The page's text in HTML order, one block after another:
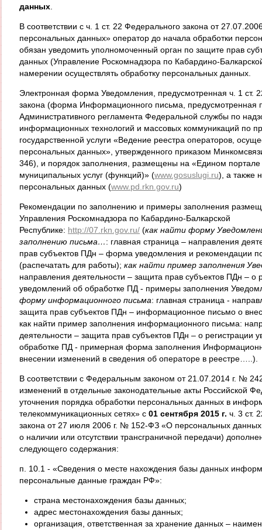
данных
В соответствии с ч. 1 ст. 22 Федерального закона от
персональных данных» оператор до начала обработки
обязан уведомить уполномоченный орган по защите прав
данных (Управление Роскомнадзора по Кабардино-
намерении осуществлять обработку персональных данных.
Электронная форма Уведомления, предусмотренная ч. 1 ст.
закона (форма Информационного письма, предусмотренная
Административного регламента Федеральной службы по
информационных технологий и массовых коммуникаций по
государственной услуги «Ведение реестра операторов,
персональных данных», утвержденного приказом
346), и порядок заполнения, размещены на «Едином портале
муниципальных услуг (функций)» (www.gosuslugi.ru), а также
персональных данных (www.pd.rkn.gov.ru)
Рекомендации по заполнению и примеры заполнения
Управления Роскомнадзора по Кабардино-Балкарской
Республике: http://07.rkn.gov.ru/ (как найти форму
заполнению письма…: главная страница – направления
прав субъектов ПДн – форма уведомления и рекомендации
(распечатать для работы); как найти пример заполнения
направления деятельности – защита прав субъектов ПДн – о
уведомлений об обработке ПД - примеры заполнения
форму информационного письма: главная страница -
защита прав субъектов ПДн – информационное письмо о
как найти пример заполнения информационного письма:
деятельности – защита прав субъектов ПДн – о регистрации
обработке ПД - примерная форма заполнения
внесении изменений в сведения об операторе в реестре…..).
В соответствии с Федеральным законом от 21.07.2014 г. №
изменений в отдельные законодательные акты Российской
уточнения порядка обработки персональных данных в
телекоммуникационных сетях» с 01 сентября 2015 г. ч. 3 ст.
закона от 27 июля 2006 г. № 152-ФЗ «О персональных
о наличии или отсутствии трансграничной передачи)
следующего содержания:
п. 10.1 - «Сведения о месте нахождения базы данных
персональные данные граждан РФ»:
страна местонахождения базы данных;
адрес местонахождения базы данных;
организация, ответственная за хранение данных –